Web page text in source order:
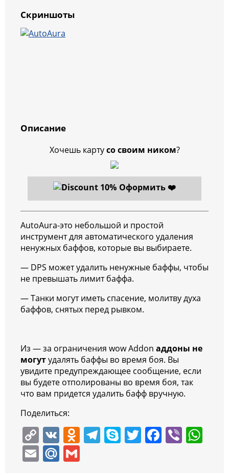
Скриншоты
Описание
Хочешь картусо своим ником?
Оформить ❤️
AutoAura-это небольшой и простой
инструмент для автоматического удаления
ненужных баффов, которые вы выбираете.
— DPS может удалить ненужные баффы, чтобы
не превышать лимит баффа.
— Танки могут иметь спасение, молитву духа
баффов, снятых перед рывком.
Из — за ограничения wow Addon аддоны не
могутудалять баффы во время боя. Вы
увидите предупреждающее сообщение, если
вы будете отполированы во время боя, так
что вам придется удалить бафф вручную.
Поделиться:
C
o
p
V
K
O T S T F Vi
E M